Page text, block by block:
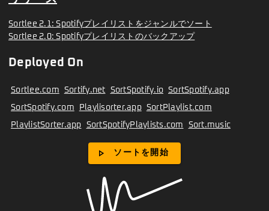
Sortlee 2.1: Spotifyプレイリストをジャンルでソート
Sortlee 2.0: Spotifyプレイリストのバックアップ
Deployed On
Sortlee.com Sortify.net SortSpotify.io SortSpotify.app
SortSpotify.com Playlisorter.app SortPlaylist.com
PlaylistSorter.app SortSpotifyPlaylists.com Sort.music
play_arrow ソートを開始